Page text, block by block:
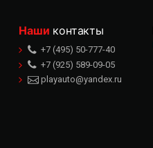
Наши контакты
+7 (495) 50-777-40
+7 (925) 589-09-05
playauto@yandex.ru